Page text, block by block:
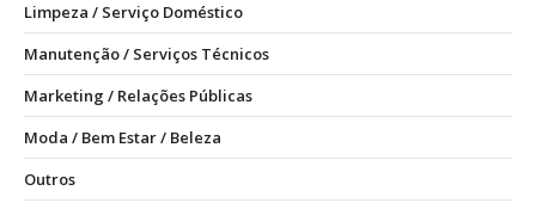
Limpeza / Serviço Doméstico
Manutenção / Serviços Técnicos
Marketing / Relações Públicas
Moda / Bem Estar / Beleza
Outros